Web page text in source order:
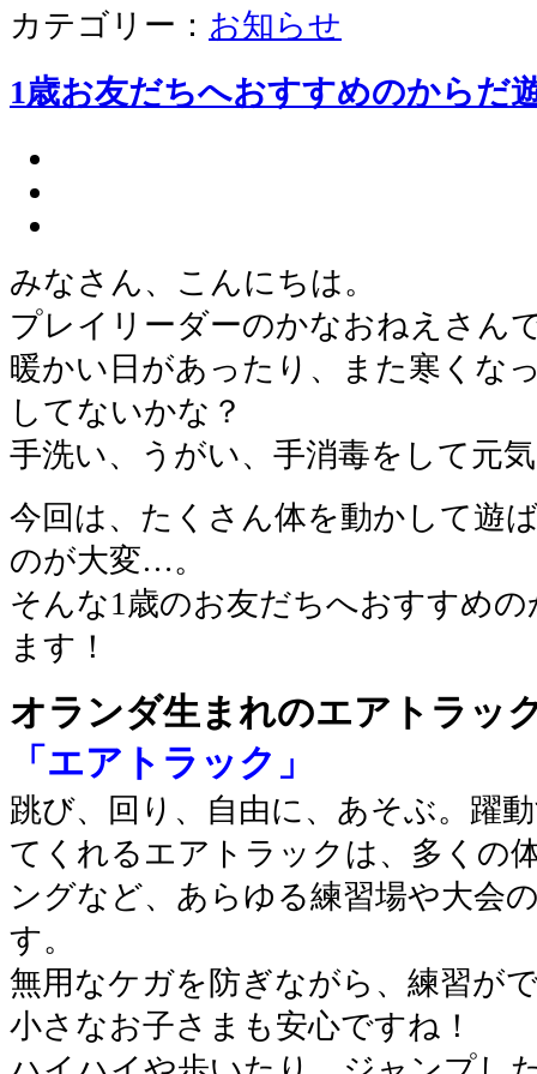
カテゴリー： お知らせ
1歳お友だちへおすすめのからだ
みなさん、こんにちは。
プレイリーダーのかなおねえさん
暖かい日があったり、また寒くな
してないかな？
手洗い、うがい、手消毒をして元
今回は、たくさん体を動かして遊
のが大変…。
そんな1歳のお友だちへおすすめ
ます！
オランダ生まれのエアトラッ
「エアトラック」
跳び、回り、自由に、あそぶ。躍
てくれるエアトラックは、多くの
ングなど、あらゆる練習場や大会
す。
無用なケガを防ぎながら、練習が
小さなお子さまも安心ですね！